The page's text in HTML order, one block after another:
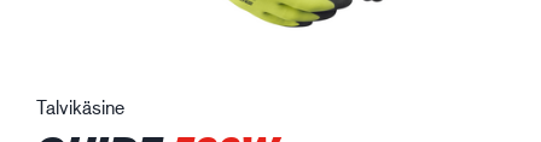
Talvikäsine